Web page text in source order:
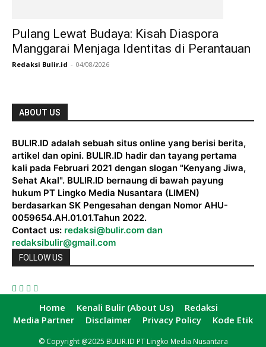
Pulang Lewat Budaya: Kisah Diaspora
Manggarai Menjaga Identitas di Perantauan
Redaksi Bulir.id - 04/08/2026
ABOUT US
BULIR.ID adalah sebuah situs online yang berisi berita,
artikel dan opini. BULIR.ID hadir dan tayang pertama
kali pada Februari 2021 dengan slogan "Kenyang Jiwa,
Sehat Akal". BULIR.ID bernaung di bawah payung
hukum PT Lingko Media Nusantara (LIMEN)
berdasarkan SK Pengesahan dengan Nomor AHU-
0059654.AH.01.01.Tahun 2022.
Contact us: redaksi@bulir.com dan
redaksibulir@gmail.com
FOLLOW US
Home Kenali Bulir (About Us)
Redaksi
Media Partner
Disclaimer Privacy Policy Kode Etik
© Copyright @2025 BULIR.ID PT Lingko Media Nusantara